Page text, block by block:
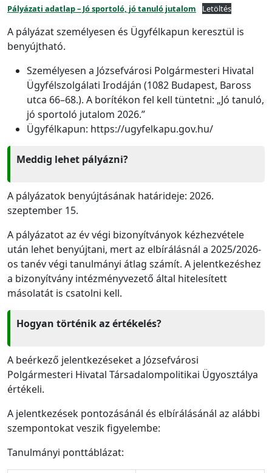
Pályázati adatlap – Jó sportoló, jó tanuló jutalom Letöltés
A pályázat személyesen és Ügyfélkapun keresztül is
benyújtható.
Személyesen a Józsefvárosi Polgármesteri Hivatal
Ügyfélszolgálati Irodáján (1082 Budapest, Baross
utca 66–68.). A borítékon fel kell tüntetni: „Jó tanuló,
jó sportoló jutalom 2026.”
Ügyfélkapun: https://ugyfelkapu.gov.hu/
Meddig lehet pályázni?
A pályázatok benyújtásának határideje: 2026.
szeptember 15.
A pályázatot az év végi bizonyítványok kézhezvétele
után lehet benyújtani, mert az elbírálásnál a 2025/2026-
os tanév végi tanulmányi átlag számít. A jelentkezéshez
a bizonyítvány intézményvezető által hitelesített
másolatát is csatolni kell.
Hogyan történik az értékelés?
A beérkező jelentkezéseket a Józsefvárosi
Polgármesteri Hivatal Társadalompolitikai Ügyosztálya
értékeli.
A jelentkezések pontozásánál és elbírálásánál az alábbi
szempontokat veszik figyelembe:
Tanulmányi ponttáblázat: